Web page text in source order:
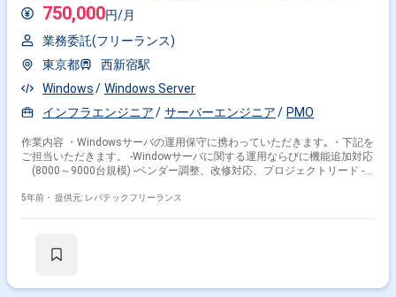
750,000円/月
業務委託(フリーランス)
東京都
西新宿駅
Windows
Windows Server
インフラエンジニア
サーバーエンジニア PMO
作業内容 ・Windowsサーバの運用保守に携わっていただきます｡ ・下記を
ご担当いただきます。 -Windowサーバに関する運用ならびに機能追加対応
(8000～9000台規模) -ベンダー調整、改修対応、プロジェクトリード -関
5年前・ 提供元: レバテックフリーランス